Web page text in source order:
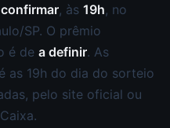
, às 19h, no
SP. O prêmio
é de a definir. As
as 19h do dia do sorteio
pelo site oficial ou